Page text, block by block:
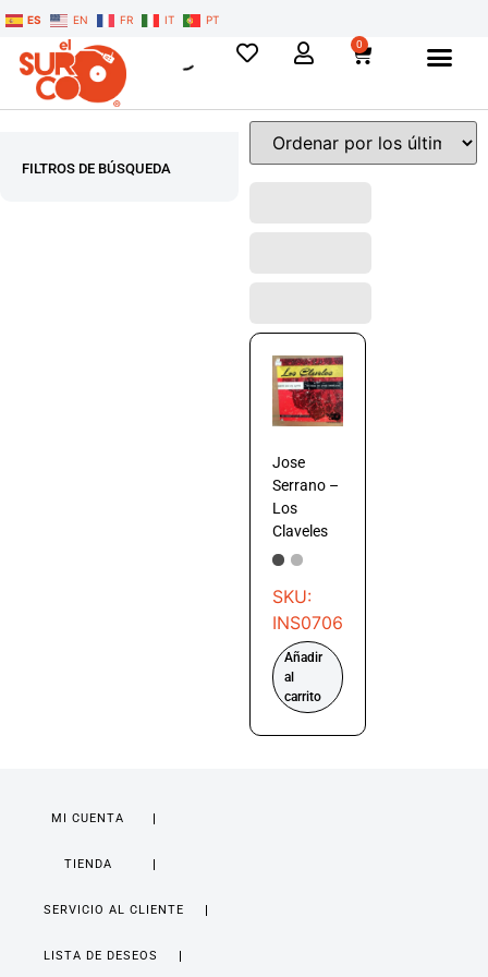
ES EN FR IT PT
0
FILTROS DE BÚSQUEDA
Jose
Serrano –
Los
Claveles
SKU:
INS0706
Añadir
al
carrito
MI CUENTA
TIENDA
SERVICIO AL CLIENTE
LISTA DE DESEOS